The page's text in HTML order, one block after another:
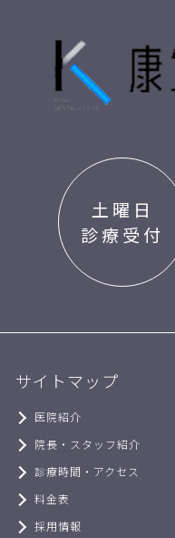
土曜日
診療受付
サイトマップ
医院紹介
院長・スタッフ紹介
診療時間・アクセス
料金表
採用情報